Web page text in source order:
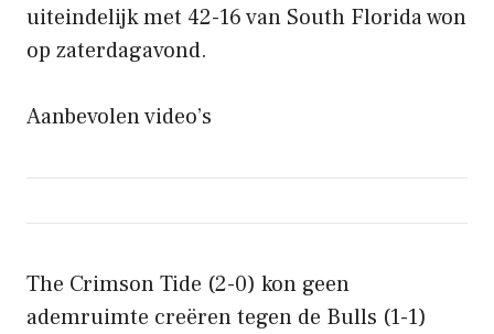
uiteindelijk met 42-16 van South Florida won
op zaterdagavond.
Aanbevolen video’s
The Crimson Tide (2-0) kon geen
ademruimte creëren tegen de Bulls (1-1)